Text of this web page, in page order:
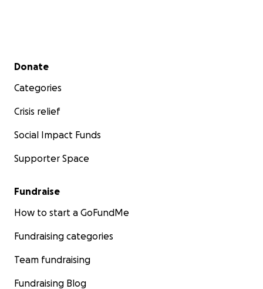
Secondary menu
Donate
Categories
Crisis relief
Social Impact Funds
Supporter Space
Fundraise
How to start a GoFundMe
Fundraising categories
Team fundraising
Fundraising Blog